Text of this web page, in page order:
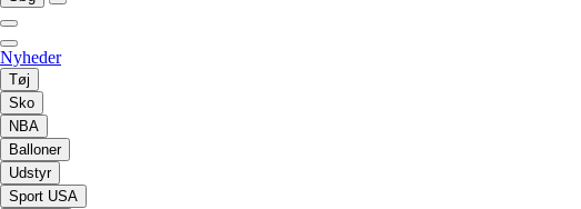
Nyheder
Tøj
Sko
NBA
Balloner
Udstyr
Sport USA